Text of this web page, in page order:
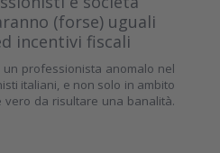
(forse) uguali
incentivi fiscali
un professionista anomalo nel
italiani, e non solo in ambito
vero da risultare una banalità.